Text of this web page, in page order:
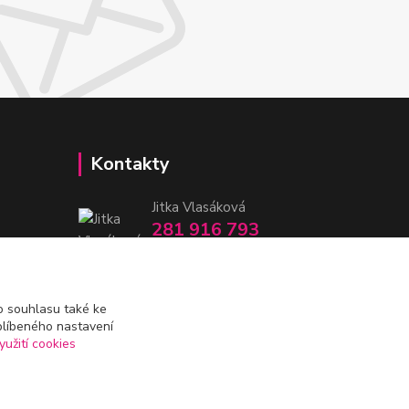
Kontakty
Jitka Vlasáková
281 916 793
souhlasu také ke
nastavení
cookies